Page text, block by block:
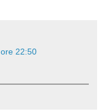
22:50